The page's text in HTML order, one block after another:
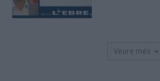
Veure més